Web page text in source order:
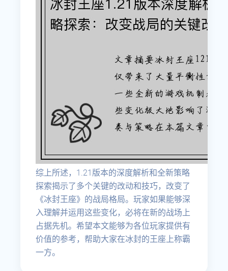
综上所述，1.21版本的深度解析和全新策略
探索揭示了多个关键的改动和技巧，改变了
《冰封王座》的战局格局。玩家如果能够深
入理解并运用这些变化，必将在新的战场上
占据先机。希望本文能够为各位玩家提供有
价值的参考，帮助大家在冰封的王座上称霸
一方。